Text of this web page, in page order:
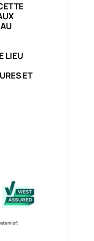
LIEU
ET